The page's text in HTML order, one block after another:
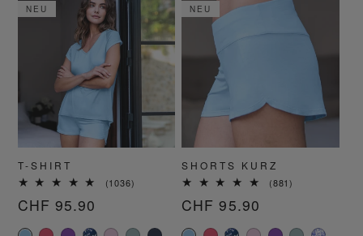
NEU
T-SHIRT
(1036)
Normaler
Preis
CHF 95.90
NEU
SHORTS KURZ
(881)
Normaler
Preis
CHF 95.90